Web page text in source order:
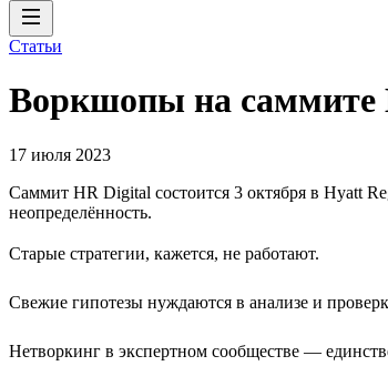
Статьи
Воркшопы на саммите
17 июля 2023
Саммит HR Digital состоится 3 октября в Hyatt
неопределённость.
Старые стратегии, кажется, не работают.
Свежие гипотезы нуждаются в анализе и
Нетворкинг в экспертном сообществе —